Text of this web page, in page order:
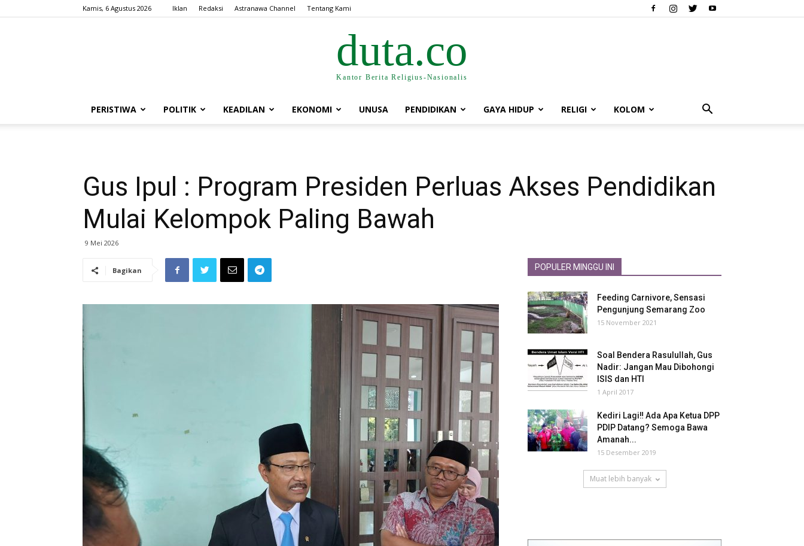
Kamis, 6 Agustus 2026 Iklan Redaksi Astranawa Channel Tentang Kami
duta.co
Kantor Berita Religius-Nasionalis
PERISTIWA POLITIK KEADILAN EKONOMI UNUSA PENDIDIKAN GAYA HIDUP RELIGI KOLOM
Gus Ipul : Program Presiden Perluas Akses Pendidikan
Mulai Kelompok Paling Bawah
9 Mei 2026
Bagikan POPULER MINGGU INI
Feeding Carnivore, Sensasi
Pengunjung Semarang Zoo
15 November 2021
Soal Bendera Rasulullah, Gus
Nadir: Jangan Mau Dibohongi
ISIS dan HTI
1 April 2017
Kediri Lagi‼ Ada Apa Ketua DPP
PDIP Datang? Semoga Bawa
Amanah...
15 Desember 2019
Muat lebih banyak